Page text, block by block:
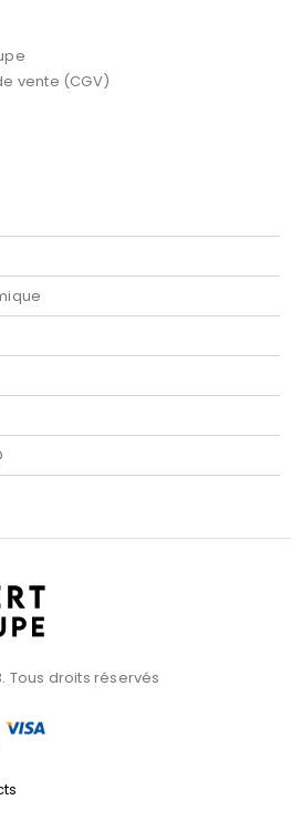
vente (CGV)
Tous droits réservés